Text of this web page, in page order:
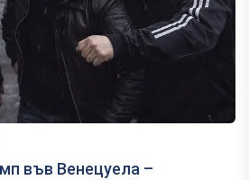
във Венецуела –